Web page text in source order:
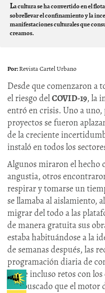
La cultura se ha convertido en el
sobrellevar el confinamiento y la
manifestaciones culturales que
creamos.
Revista Cartel Urbano
Desde que comenzaron a
el riesgo delCOVID-19, la
entró en crisis. Uno a uno,
proyectos se fueron
de la creciente
instaló en todos los
Algunos miraron el hecho
angustia, otros
respirar y tomarse un
se llamaba al aislamiento,
migrar del todo a las
de manera gratuita sus
estaba habituándose a la
de semanas después, las
programación diaria de
vivo e incluso retos con
han buscado que el motor